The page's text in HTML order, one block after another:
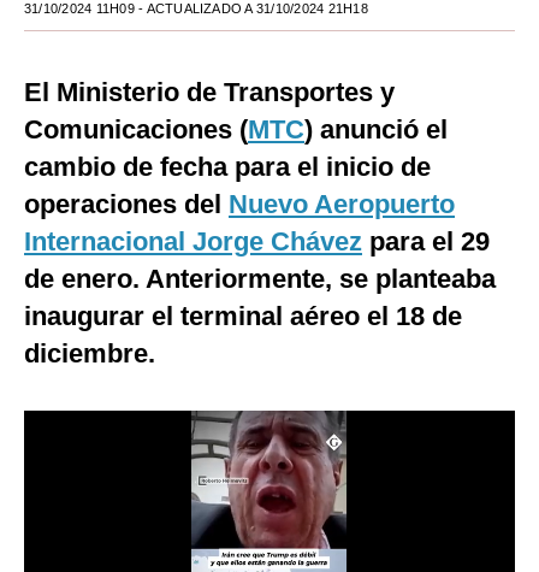
Mundo
EEUU
México
España
Tecnología
Club del Suscriptor
31/10/2024 11H09- ACTUALIZADO A 31/10/2024 21H18
El Ministerio de Transportes y
Comunicaciones (MTC) anunció el
cambio de fecha para el inicio de
operaciones del Nuevo Aeropuerto
Internacional Jorge Chávez para el 29
de enero. Anteriormente, se planteaba
inaugurar el terminal aéreo el 18 de
diciembre.